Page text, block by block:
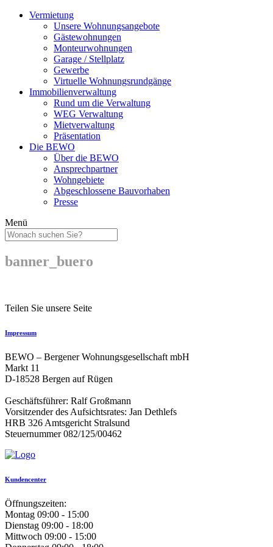
Skip
Vermietung
Unsere Wohnungsangebote
Gästewohnungen
Monteurwohnungen
Garage / Stellplatz
Gewerbe
Virtuelle Wohnungsrundgänge
Immobilienverwaltung
Rund um die Verwaltung
WEG Verwaltung
Mietverwaltung
Präsentation
Die BEWO
Über die BEWO
Ansprechpartner
Wohngebiete
Abgeschlossene Bauvorhaben
Presse
Menü
banner_buero
Teilen Sie unsere Seite
Impressum
BEWO – Bergener Wohnungsgesellschaft mbH
Markt 11
D-18528 Bergen auf Rügen
Geschäftsführer: Ralf Großmann
Vorsitzender des Aufsichtsrates: Jan Dethlefs
HRB 326 Amtsgericht Stralsund
Steuernummer 082/125/00462
Kundencenter
Öffnungszeiten:
Montag 09:00 - 15:00
Dienstag 09:00 - 18:00
Mittwoch 09:00 - 15:00